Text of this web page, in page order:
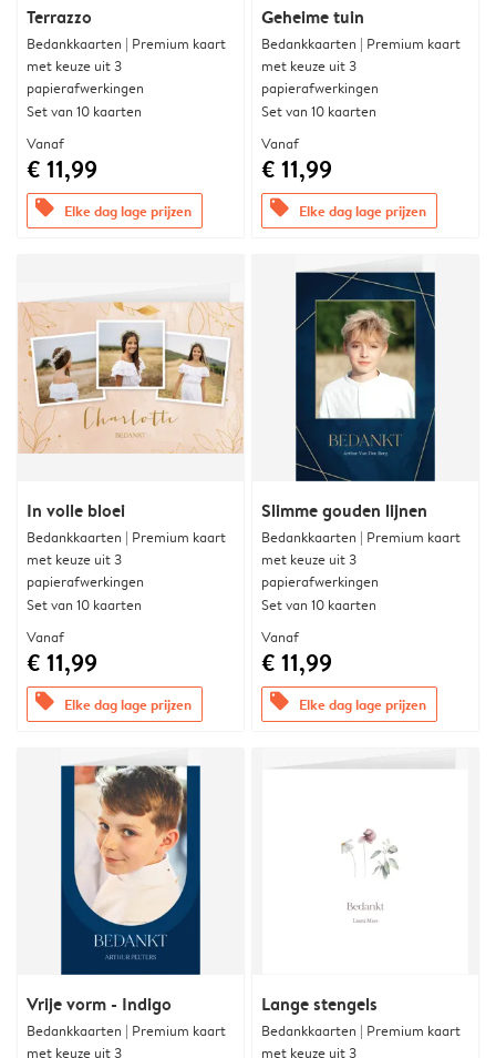
Terrazzo
Bedankkaarten | Premium kaart
met keuze uit 3
papierafwerkingen
Set van 10 kaarten
Vanaf
€ 11,99
offers Elke dag lage prijzen
Geheime tuin
Bedankkaarten | Premium kaart
met keuze uit 3
papierafwerkingen
Set van 10 kaarten
Vanaf
€ 11,99
offers Elke dag lage prijzen
In volle bloei
Bedankkaarten | Premium kaart
met keuze uit 3
papierafwerkingen
Set van 10 kaarten
Vanaf
€ 11,99
offers Elke dag lage prijzen
Slimme gouden lijnen
Bedankkaarten | Premium kaart
met keuze uit 3
papierafwerkingen
Set van 10 kaarten
Vanaf
€ 11,99
offers Elke dag lage prijzen
Vrije vorm - Indigo
Bedankkaarten | Premium kaart
met keuze uit 3
Lange stengels
Bedankkaarten | Premium kaart
met keuze uit 3